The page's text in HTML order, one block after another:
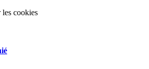
les cookies